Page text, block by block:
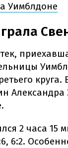
Уимблдоне
Александра
2 часа 15
6:2.